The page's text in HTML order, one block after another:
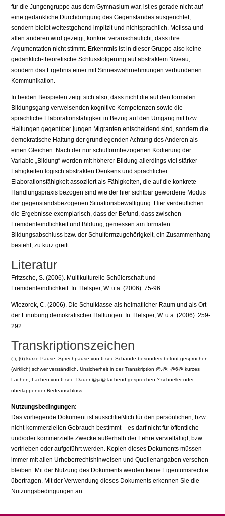
für die Jungengruppe aus dem Gymnasium war, ist es gerade nicht auf
eine gedankliche Durchdringung des Gegenstandes ausgerichtet,
sondern bleibt weitestgehend implizit und nichtsprachlich. Melissa und
allen anderen wird gezeigt, konkret veranschaulicht, dass ihre
Argumentation nicht stimmt. Erkenntnis ist in dieser Gruppe also keine
gedanklich-theoretische Schlussfolgerung auf abstraktem Niveau,
sondern das Ergebnis einer mit Sinneswahrnehmungen verbundenen
Kommunikation.
In beiden Beispielen zeigt sich also, dass nicht die auf den formalen
Bildungsgang verweisenden kognitive Kompetenzen sowie die
sprachliche Elaborationsfähigkeit in Bezug auf den Umgang mit bzw.
Haltungen gegenüber jungen Migranten entscheidend sind, sondern die
demokratische Haltung der grundlegenden Achtung des Anderen als
einen Gleichen. Nach der nur schulformbezogenen Kodierung der
Variable „Bildung“ werden mit höherer Bildung allerdings viel stärker
Fähigkeiten logisch abstrakten Denkens und sprachlicher
Elaborationsfähigkeit assoziiert als Fähigkeiten, die auf die konkrete
Handlungspraxis bezogen sind wie der hier sichtbar gewordene Modus
der gegenstandsbezogenen Situationsbewältigung. Hier verdeutlichen
die Ergebnisse exemplarisch, dass der Befund, dass zwischen
Fremdenfeindlichkeit und Bildung, gemessen am formalen
Bildungsabschluss bzw. der Schulformzugehörigkeit, ein Zusammenhang
besteht, zu kurz greift.
Literatur
Fritzsche, S. (2006). Multikulturelle Schülerschaft und
Fremdenfeindlichkeit. In: Helsper, W. u.a. (2006): 75-96.
Wiezorek, C. (2006). Die Schulklasse als heimatlicher Raum und als Ort
der Einübung demokratischer Haltungen. In: Helsper, W. u.a. (2006): 259-
292.
Transkriptionszeichen
(.); (6) kurze Pause; Sprechpause von 6 sec Schande besonders betont gesprochen
(wirklich) schwer verständlich, Unsicherheit in der Transkription @.@; @6@ kurzes
Lachen, Lachen von 6 sec. Dauer @ja@ lachend gesprochen ? schneller oder
überlappender Redeanschluss
Nutzungsbedingungen:
Das vorliegende Dokument ist ausschließlich für den persönlichen, bzw.
nicht-kommerziellen Gebrauch bestimmt – es darf nicht für öffentliche
und/oder kommerzielle Zwecke außerhalb der Lehre vervielfältigt, bzw.
vertrieben oder aufgeführt werden. Kopien dieses Dokuments müssen
immer mit allen Urheberrechtshinweisen und Quellenangaben versehen
bleiben. Mit der Nutzung des Dokuments werden keine Eigentumsrechte
übertragen. Mit der Verwendung dieses Dokuments erkennen Sie die
Nutzungsbedingungen an.